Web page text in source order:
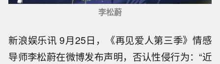
李松蔚
新浪娱乐讯 9月25日，《再见爱人第三季》情感
导师李松蔚在微博发布声明，否认性侵行为：“近